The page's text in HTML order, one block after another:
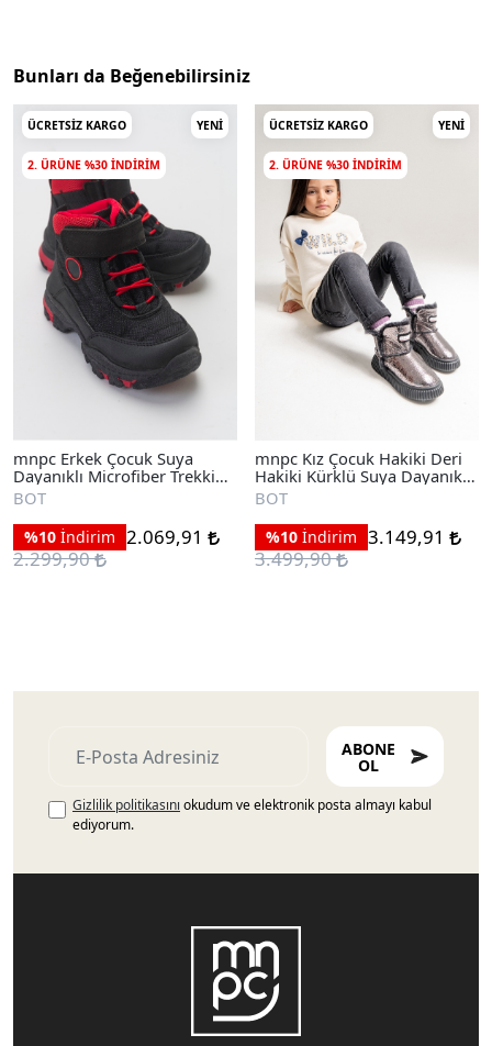
Bunları da Beğenebilirsiniz
ÜCRETSIZ KARGO YENI
2. ÜRÜNE %30 INDIRIM
mnpc Erkek Çocuk Suya
Dayanıklı Microfiber Trekking
Bot
BOT
%10 İndirim 2.069,91
2.299,90
ÜCRETSIZ KARGO YENI
2. ÜRÜNE %30 INDIRIM
mnpc Kız Çocuk Hakiki Deri
Hakiki Kürklü Suya Dayanıklı
Bot
BOT
%10 İndirim 3.149,91
3.499,90
ABONE
OL
Gizlilik politikasını okudum ve elektronik posta almayı kabul
ediyorum.